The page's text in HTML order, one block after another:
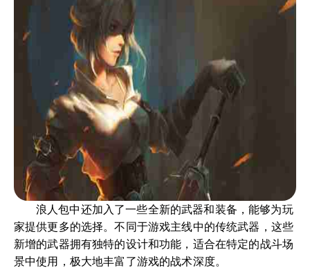
浪人包中还加入了一些全新的武器和装备，能够为玩
家提供更多的选择。不同于游戏主线中的传统武器，这些
新增的武器拥有独特的设计和功能，适合在特定的战斗场
景中使用，极大地丰富了游戏的战术深度。